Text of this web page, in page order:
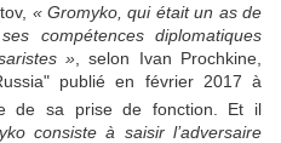
« Gromyko, qui était un as de
compétences diplomatiques
», selon Ivan Prochkine,
publié en février 2017 à
de sa prise de fonction. Et il
consiste à saisir l’adversaire